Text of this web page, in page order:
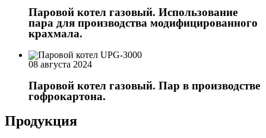
Паровой котел газовый. Использование
пара для производства модифицированного
крахмала.
08 августа 2024
Паровой котел газовый. Пар в производстве
гофрокартона.
Продукция